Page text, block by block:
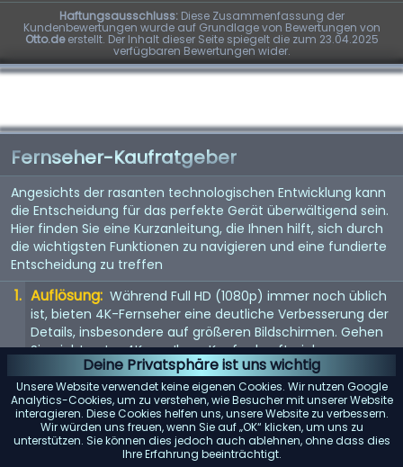
Deine Privatsphäre ist uns wichtig
Unsere Website verwendet keine eigenen Cookies. Wir nutzen Google
Analytics-Cookies, um zu verstehen, wie Besucher mit unserer Website
interagieren. Diese Cookies helfen uns, unsere Website zu verbessern.
Wir würden uns freuen, wenn Sie auf „OK“ klicken, um uns zu
unterstützen. Sie können dies jedoch auch ablehnen, ohne dass dies
Ihre Erfahrung beeinträchtigt.
Haftungsausschluss:Diese Zusammenfassung der
Kundenbewertungen wurde auf Grundlage von Bewertungen von
Otto.deerstellt. Der Inhalt dieser Seite spiegelt die zum 23.04.2025
verfügbaren Bewertungen wider.
Fernseher-Kaufratgeber
Angesichts der rasanten technologischen Entwicklung kann
die Entscheidung für das perfekte Gerät überwältigend sein.
Hier finden Sie eine Kurzanleitung, die Ihnen hilft, sich durch
die wichtigsten Funktionen zu navigieren und eine fundierte
Entscheidung zu treffen
Auflösung: Während Full HD (1080p) immer noch üblich
ist, bieten 4K-Fernseher eine deutliche Verbesserung der
Details, insbesondere auf größeren Bildschirmen. Gehen
Sie nicht unter 4K, um Ihren Kauf zukunftssicher zu
machen. 8K steht vor der Tür, aber da Inhalte noch rar
sind, ist dies noch keine Notwendigkeit.
Bildwiederholfrequenz: Achten Sie auf eine
Bildwiederholfrequenz von 120 Hz für flüssigere
Bewegungen. Dies ist besonders wichtig für schnelle